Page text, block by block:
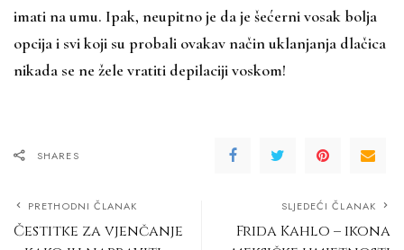
imati na umu. Ipak, neupitno je da je šećerni vosak bolja
opcija i svi koji su probali ovakav način uklanjanja dlačica
nikada se ne žele vratiti depilaciji voskom!
SHARES
PRETHODNI ČLANAK
Čestitke za vjenčanje
SLJEDEĆI ČLANAK
Frida Kahlo – ikona